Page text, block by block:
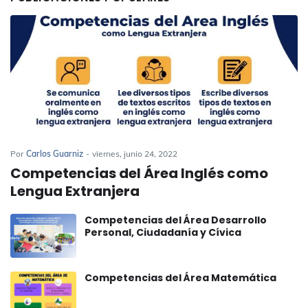
Por Carlos Guarniz - viernes, junio 24, 2022
Competencias del Área Inglés como
Lengua Extranjera
Competencias del Área Desarrollo
Personal, Ciudadanía y Cívica
Competencias del Área Matemática